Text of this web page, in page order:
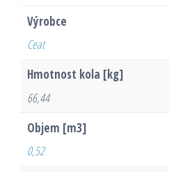
Výrobce
Ceat
Hmotnost kola [kg]
66,44
Objem [m3]
0,52